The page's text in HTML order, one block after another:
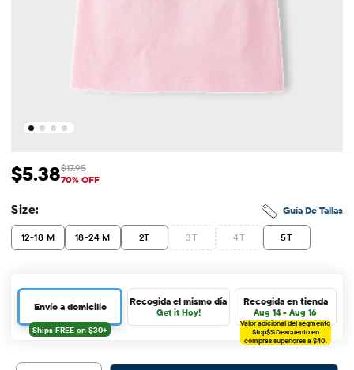
Precio de venta: $5.38
$5.38 Precio original: $17.95
$17.95
70% OFF
Guía De Tallas
Size:
12-18 M 18-24 M 2T 3T 4T 5T
Envío a domicilio Recogida el mismo día
Get it Hoy!
Recogida en tienda
Aug 14 - Aug 16
Valor adicional del segmento
$tcp$%Descuento en
compras superiores a $40.